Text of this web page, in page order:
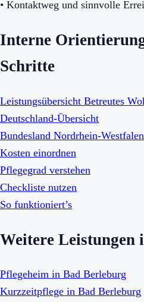
• Kontaktweg und sinnvolle
Interne
Schritte
Leistungsübersicht Betreutes
Deutschland-Übersicht
Bundesland Nordrhein-Westfalen
Kosten einordnen
Pflegegrad verstehen
Checkliste nutzen
So funktioniert’s
Weitere Leistungen
Pflegeheim in Bad Berleburg
Kurzzeitpflege in Bad Berleburg